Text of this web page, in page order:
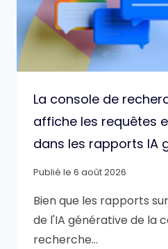
La console de
affiche les requêtes
dans les rapports IA
Publié le 6 août 2026
Bien que les rapports
de l'IA générative de la
recherche…